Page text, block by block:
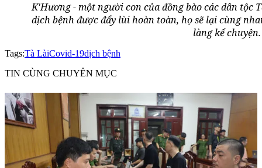
K'Hương - một người con của đồng bào các dân tộc
dịch bệnh được đẩy lùi hoàn toàn, họ sẽ lại cùng
làng kể chuyện.
Tags:Tà LàiCovid-19dịch bệnh
TIN CÙNG CHUYÊN MỤC